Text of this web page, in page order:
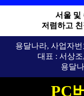
서울 및
저렴하고
용달나라, 사업자번
대표 : 서상
용달
PC